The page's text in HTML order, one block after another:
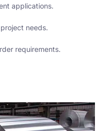
applications.
needs.
requirements.